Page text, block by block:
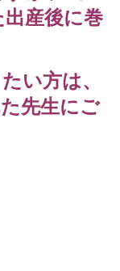
産後に巻
い方は、
先生にご